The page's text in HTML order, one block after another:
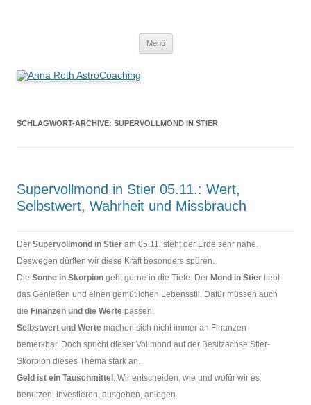
Menü
SCHLAGWORT-ARCHIVE: SUPERVOLLMOND IN STIER
Supervollmond in Stier 05.11.: Wert,
Selbstwert, Wahrheit und Missbrauch
Der Supervollmond in Stier am 05.11. steht der Erde sehr nahe.
Deswegen dürften wir diese Kraft besonders spüren.
Die Sonne in Skorpion geht gerne in die Tiefe. Der Mond in Stier liebt
das Genießen und einen gemütlichen Lebensstil. Dafür müssen auch
die Finanzen und die Werte passen.
Selbstwert und Werte machen sich nicht immer an Finanzen
bemerkbar. Doch spricht dieser Vollmond auf der Besitzachse Stier-
Skorpion dieses Thema stark an.
Geld ist ein Tauschmittel . Wir entscheiden, wie und wofür wir es
benutzen, investieren, ausgeben, anlegen.